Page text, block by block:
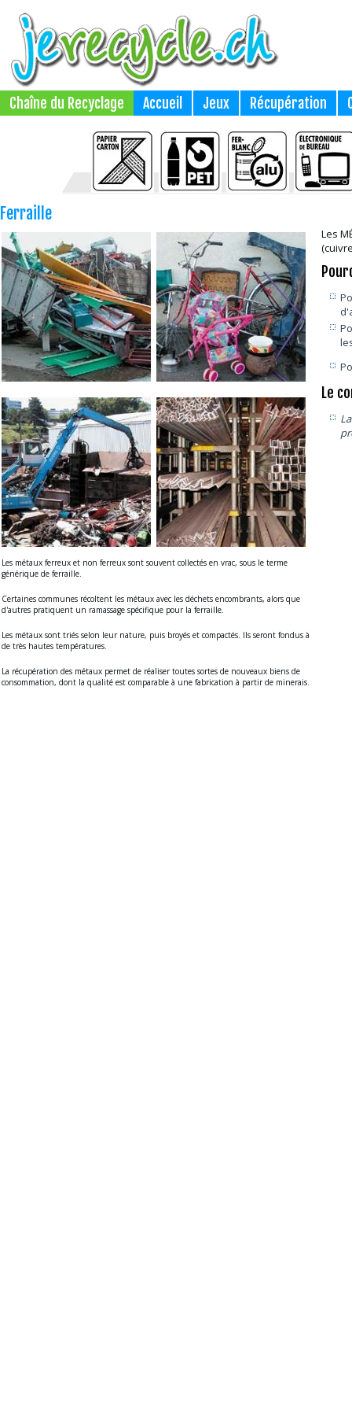
Chaîne du Recyclage Accueil Jeux Récupération
Ferraille
Les métaux ferreux et non ferreux sont souvent collectés en vrac, sous le terme
générique de ferraille.
Certaines communes récoltent les métaux avec les déchets encombrants, alors que
d'autres pratiquent un ramassage spécifique pour la ferraille.
Les métaux sont triés selon leur nature, puis broyés et compactés. Ils seront fondus à
de très hautes températures.
La récupération des métaux permet de réaliser toutes sortes de nouveaux biens de
consommation, dont la qualité est comparable à une fabrication à partir de minerais.
Les
Le